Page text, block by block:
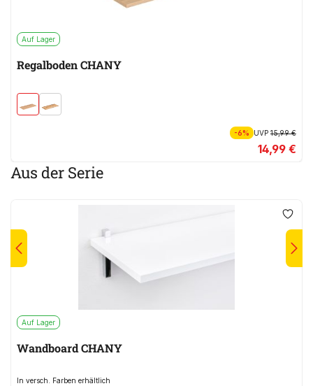
Auf Lager
Regalboden CHANY
-6% UVP15,99 €
14,99 €
Aus der Serie
Auf Lager
Wandboard CHANY
In versch. Farben erhältlich